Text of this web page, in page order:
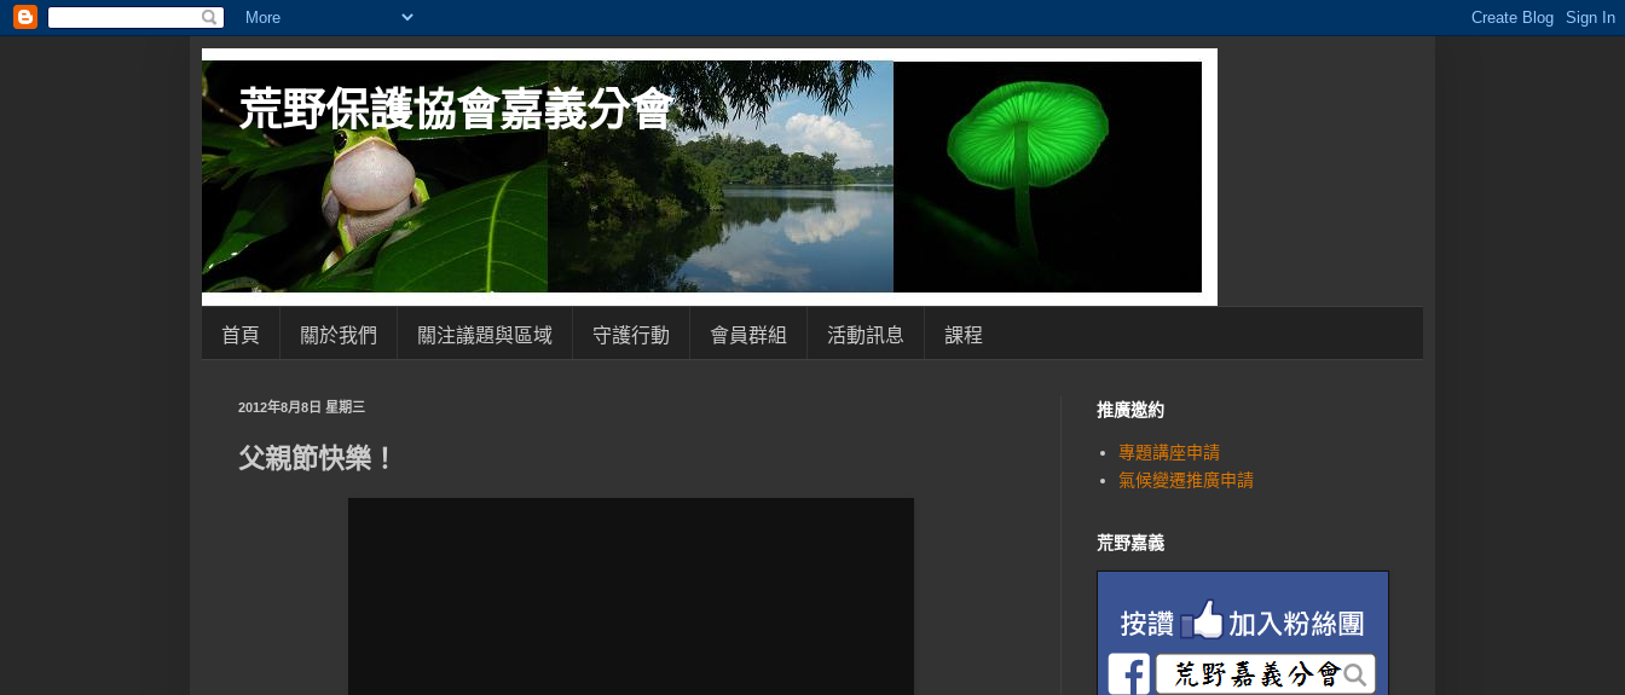
荒野保護協會嘉義分會
首頁 關於我們 關注議題與區域 守護行動 會員群組 活動訊息 課程
2012年8月8日 星期三
父親節快樂！
推廣邀約
專題講座申請
氣候變遷推廣申請
荒野嘉義